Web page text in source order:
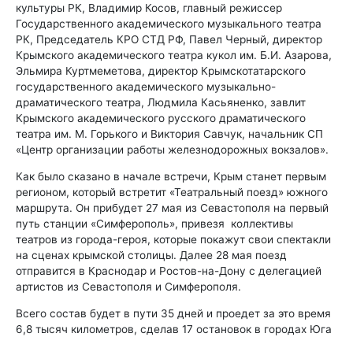
культуры РК, Владимир Косов, главный режиссер
Государственного академического музыкального театра
РК, Председатель КРО СТД РФ, Павел Черный, директор
Крымского академического театра кукол им. Б.И. Азарова,
Эльмира Куртмеметова, директор Крымскотатарского
государственного академического музыкально-
драматического театра, Людмила Касьяненко, завлит
Крымского академического русского драматического
театра им. М. Горького и Виктория Савчук, начальник СП
«Центр организации работы железнодорожных вокзалов».
Как было сказано в начале встречи, Крым станет первым
регионом, который встретит «Театральный поезд» южного
маршрута. Он прибудет 27 мая из Севастополя на первый
путь станции «Симферополь», привезя коллективы
театров из города-героя, которые покажут свои спектакли
на сценах крымской столицы. Далее 28 мая поезд
отправится в Краснодар и Ростов-на-Дону с делегацией
артистов из Севастополя и Симферополя.
Всего состав будет в пути 35 дней и проедет за это время
6,8 тысяч километров, сделав 17 остановок в городах Юга